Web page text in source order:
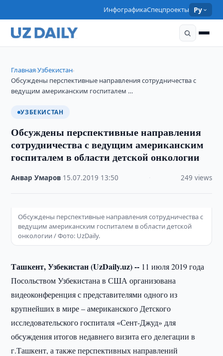
ИнфографикаСпецпроекты Ру
Главная›Узбекистан›
Обсуждены перспективные направления сотрудничества с
ведущим американским госпиталем …
УЗБЕКИСТАН
Обсуждены перспективные направления
сотрудничества с ведущим американским
госпиталем в области детской онкологии
Анвар Умаров 15.07.2019 13:50 249 views
Обсуждены перспективные направления сотрудничества с
ведущим американским госпиталем в области детской
онкологии / Фото: UzDaily.
Ташкент, Узбекистан (UzDaily.uz) -- 11 июля 2019 года
Посольством Узбекистана в США организована
видеоконференция с представителями одного из
крупнейших в мире – американского Детского
исследовательского госпиталя «Сент-Джуд» для
обсуждения итогов недавнего визита его делегации в
г.Ташкент, а также перспективных направлений